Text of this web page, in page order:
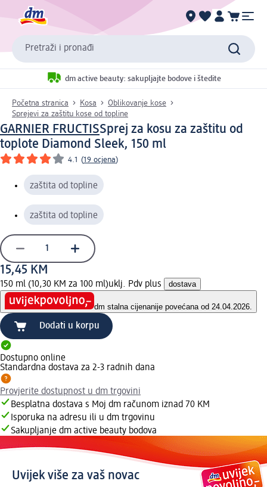
Pretraži i pronađi
dm active beauty: sakupljajte bodove i štedite
Početna stranica Kosa
Oblikovanje kose
Sprejevi za zaštitu kose od topline
GARNIER FRUCTISSprej za kosu za zaštitu od
toplote Diamond Sleek, 150 ml
4.1 (19 ocjena)
zaštita od topline
zaštita od topline
15,45 KM
150 ml (10,30 KM za 100 ml)uklj. Pdv plus dostava
dm stalna cijenanije povećana od 24.04.2026.
Dodati u korpu
Dostupno online
Standardna dostava za 2-3 radnih dana
Provjerite dostupnost u dm trgovini
Besplatna dostava s Moj dm računom iznad 70 KM
Isporuka na adresu ili u dm trgovinu
Sakupljanje dm active beauty bodova
Uvijek više za vaš novac